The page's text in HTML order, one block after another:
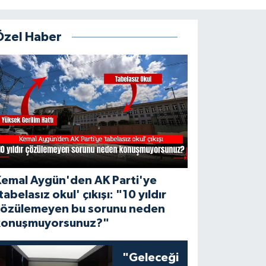
Haber
Aygün'den AK Parti'ye
okul' çıkışı: "10 yıldır
bu sorunu neden
"Geleceği